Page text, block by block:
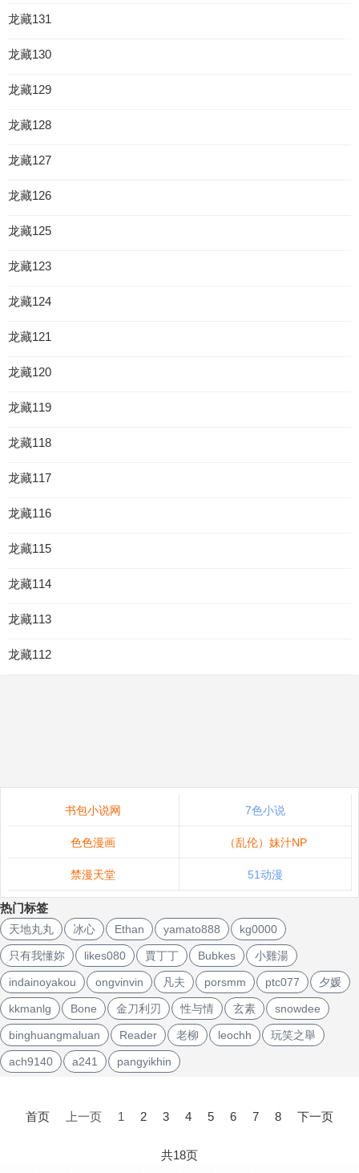
龙藏131
龙藏130
龙藏129
龙藏128
龙藏127
龙藏126
龙藏125
龙藏123
龙藏124
龙藏121
龙藏120
龙藏119
龙藏118
龙藏117
龙藏116
龙藏115
龙藏114
龙藏113
龙藏112
书包小说网 7色小说
色色漫画 （乱伦）妹汁NP
禁漫天堂 51动漫
热门标签
天地丸丸 冰心 Ethan yamato888 kg0000
只有我懂妳 likes080 賈丁丁 Bubkes 小雞湯
indainoyakou ongvinvin 凡夫 porsmm ptc077 夕媛
kkmanlg Bone 金刀利刃 性与情 玄素 snowdee
binghuangmaluan Reader 老柳 leochh 玩笑之舉
ach9140 a241 pangyikhin
首页 上一页 1 2 3 4 5 6 7 8 下一页
共18页